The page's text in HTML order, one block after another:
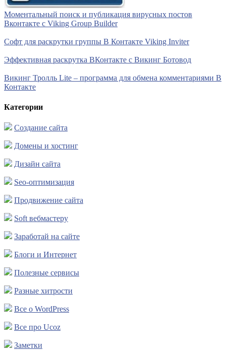
Моментальный поиск и публикация вирусных постов
Вконтакте с Viking Group Builder
Софт для раскрутки группы В Контакте Viking Inviter
Эффективная раскрутка ВКонтакте с Викинг Ботовод
Викинг Тролль Lite – программа для обмена комментариями В
Контакте
Категории
Создание сайта
Домены и хостинг
Дизайн сайта
Seo-оптимизация
Продвижение сайта
Soft вебмастеру
Заработай на сайте
Блоги и Интернет
Полезные сервисы
Разные хитрости
Все о WordPress
Все про Ucoz
Заметки